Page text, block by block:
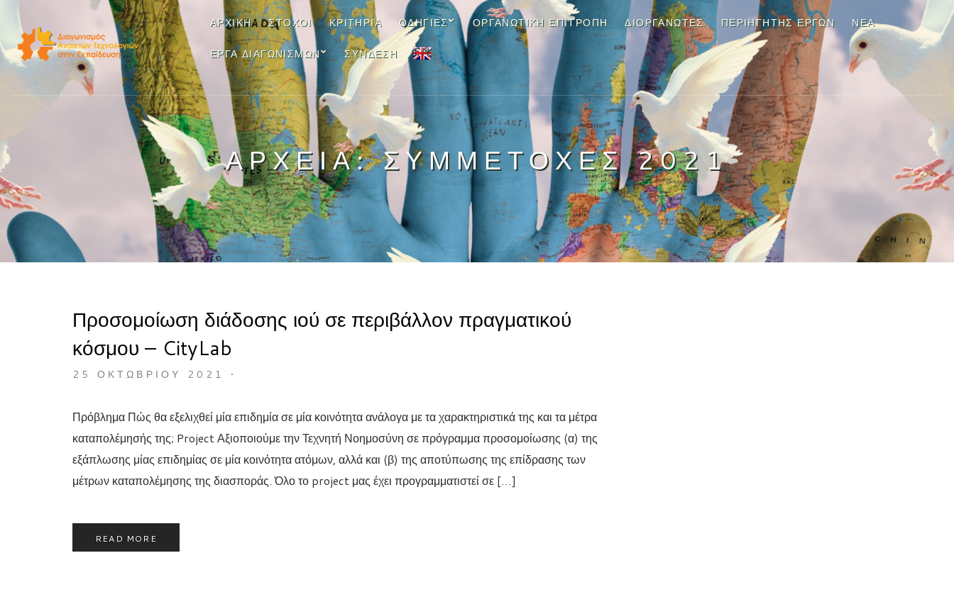
ΑΡΧΙΚΉ ΣΤΌΧΟΙ ΚΡΙΤΉΡΙΑ ΟΔΗΓΊΕΣ ΟΡΓΑΝΩΤΙΚΉ ΕΠΙΤΡΟΠΉ ΔΙΟΡΓΑΝΩΤΕΣ ΠΕΡΙΗΓΗΤΉΣ ΈΡΓΩΝ ΝΈΑ
ΈΡΓΑ ΔΙΑΓΩΝΙΣΜΏΝ ΣΎΝΔΕΣΗ EN
ΑΡΧΕΊΑ:ΣΥΜΜΕΤΟΧΈΣ 2021
Προσομοίωση διάδοσης ιού σε περιβάλλον πραγματικού
κόσμου – CityLab
25 ΟΚΤΩΒΡΊΟΥ 2021 •
Πρόβλημα Πώς θα εξελιχθεί μία επιδημία σε μία κοινότητα ανάλογα με τα χαρακτηριστικά της και τα μέτρα
καταπολέμησής της; Project Αξιοποιούμε την Τεχνητή Νοημοσύνη σε πρόγραμμα προσομοίωσης (α) της
εξάπλωσης μίας επιδημίας σε μία κοινότητα ατόμων, αλλά και (β) της αποτύπωσης της επίδρασης των
μέτρων καταπολέμησης της διασποράς. Όλο το project μας έχει προγραμματιστεί σε […]
READ MORE